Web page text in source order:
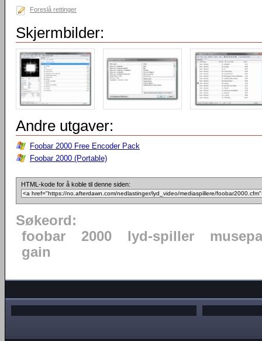
Foreslå rettinger
Skjermbilder:
Andre utgaver:
Foobar 2000 Free Encoder Pack
Foobar 2000 (Portable)
HTML-kode for å koble til denne siden:
Søkeord:
foobar
2000 lyd-spiller
gain